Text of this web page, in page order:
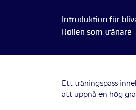
Introduktion för
Rollen som tränare
Ett träningspass
att uppnå en hög